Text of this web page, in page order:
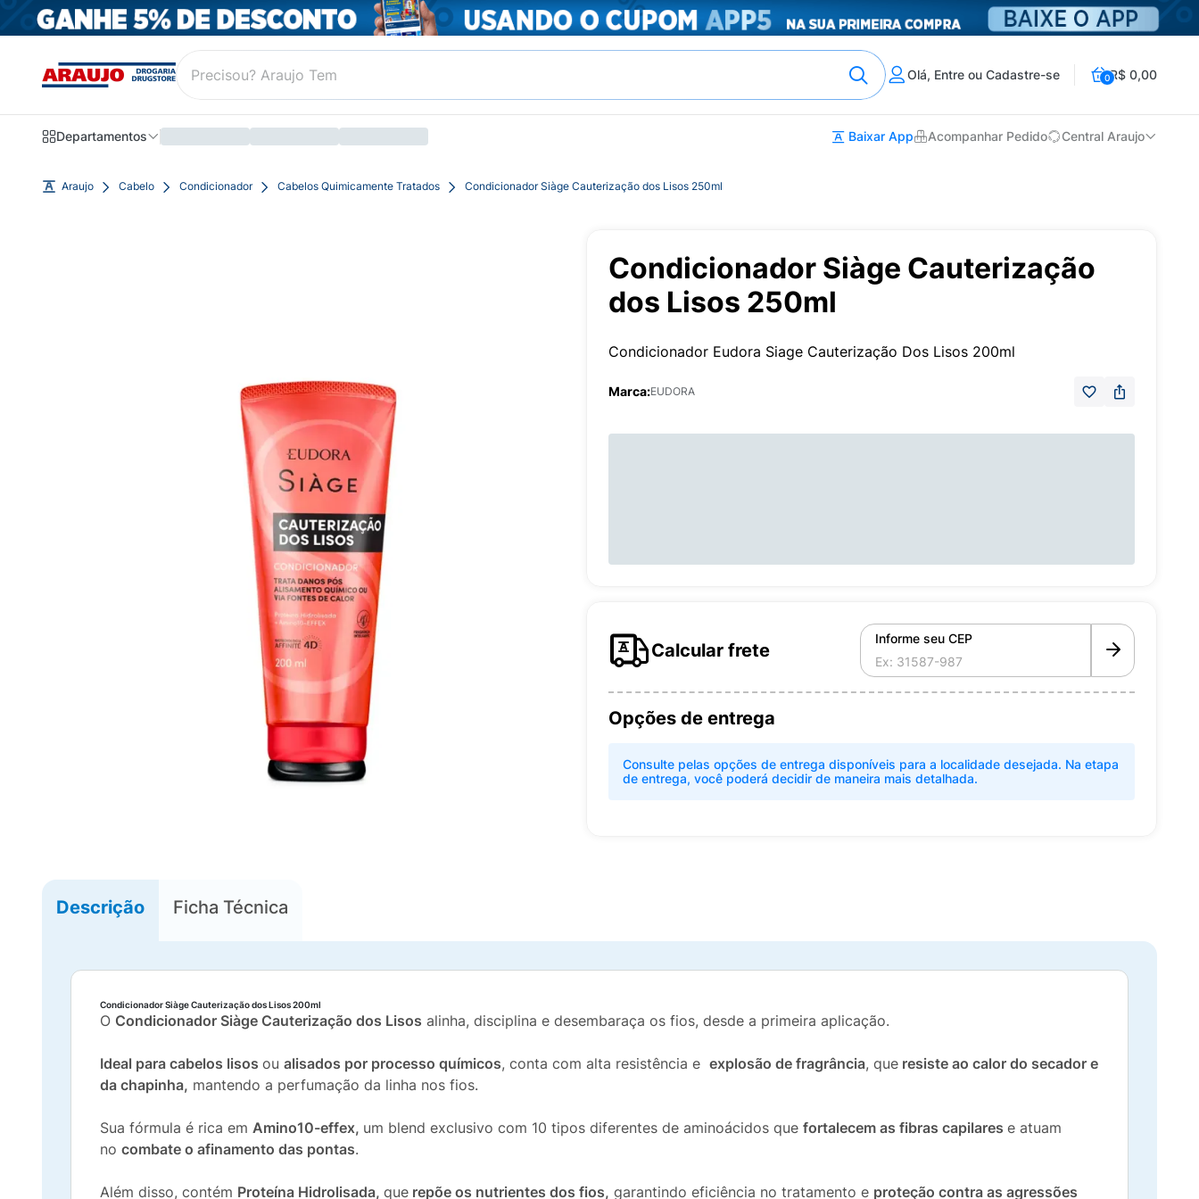
Olá, Entre ou Cadastre-se 0R$ 0,00
Departamentos Baixar App Acompanhar Pedido Central Araujo
Araujo Cabelo Condicionador Cabelos Quimicamente Tratados Condicionador Siàge Cauterização dos Lisos 250ml
Condicionador Siàge Cauterização
dos Lisos 250ml
Condicionador Eudora Siage Cauterização Dos Lisos 200ml
Marca:EUDORA
Calcular frete
Informe seu CEP
Opções de entrega
Consulte pelas opções de entrega disponíveis para a localidade desejada. Na etapa
de entrega, você poderá decidir de maneira mais detalhada.
Descrição Ficha Técnica
Condicionador Siàge Cauterização dos Lisos 200ml
O Condicionador Siàge Cauterização dos Lisos alinha, disciplina e desembaraça os fios, desde a primeira aplicação.
Ideal para cabelos lisos ou alisados por processo químicos, conta com alta resistência e explosão de fragrância, que resiste ao calor do secador e
da chapinha, mantendo a perfumação da linha nos fios.
Sua fórmula é rica em Amino10-effex, um blend exclusivo com 10 tipos diferentes de aminoácidos que fortalecem as fibras capilares e atuam
no combate o afinamento das pontas.
Além disso, contém Proteína Hidrolisada, que repõe os nutrientes dos fios, garantindo eficiência no tratamento e proteção contra as agressões